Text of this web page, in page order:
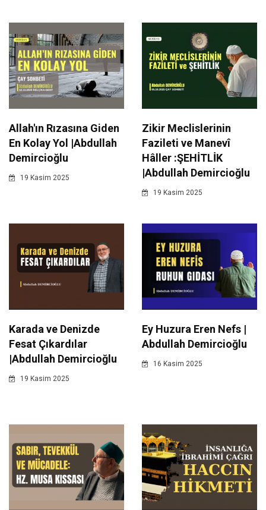
Allah'ın Rızasına Giden
En Kolay Yol |Abdullah
Demircioğlu
19 Kasim 2025
Zikir Meclislerinin
Fazileti ve Manevî
Hâller :ŞEHİTLİK
|Abdullah Demircioğlu
19 Kasim 2025
Karada ve Denizde
Fesat Çıkardılar
|Abdullah Demircioğlu
19 Kasim 2025
Ey Huzura Eren Nefs |
Abdullah Demircioğlu
16 Kasim 2025